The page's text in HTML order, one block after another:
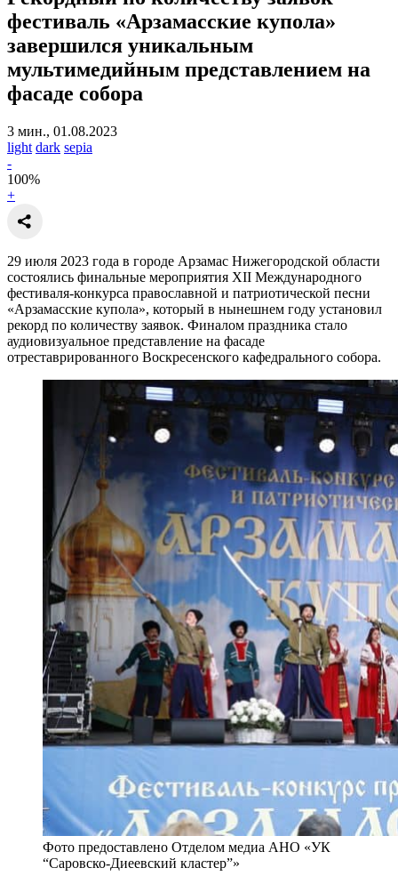
фестиваль «Арзамасские купола»
завершился уникальным
мультимедийным представлением на
фасаде собора
3 мин., 01.08.2023
light dark sepia
-
100%
+
29 июля 2023 года в городе Арзамас Нижегородской области
состоялись финальные мероприятия XII Международного
фестиваля-конкурса православной и патриотической песни
«Арзамасские купола», который в нынешнем году установил
рекорд по количеству заявок. Финалом праздника стало
аудиовизуальное представление на фасаде
отреставрированного Воскресенского кафедрального собора.
Фото предоставлено Отделом медиа АНО «УК
“Саровско-Диеевский кластер”»